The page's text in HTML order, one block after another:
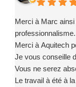
Merci à Marc
professionnalisme.
Merci à Aquitech
Je vous conseille
Vous ne serez
Le travail à été à